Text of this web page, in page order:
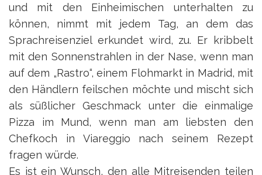
und mit den Einheimischen unterhalten zu
können, nimmt mit jedem Tag, an dem das
Sprachreisenziel erkundet wird, zu. Er kribbelt
mit den Sonnenstrahlen in der Nase, wenn man
auf dem „Rastro“, einem Flohmarkt in Madrid, mit
den Händlern feilschen möchte und mischt sich
als süßlicher Geschmack unter die einmalige
Pizza im Mund, wenn man am liebsten den
Chefkoch in Viareggio nach seinem Rezept
fragen würde.
Es ist ein Wunsch, den alle Mitreisenden teilen